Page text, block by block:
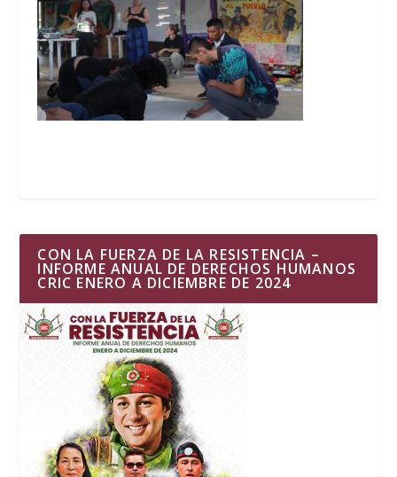
CON LA FUERZA DE LA RESISTENCIA –
INFORME ANUAL DE DERECHOS HUMANOS
CRIC ENERO A DICIEMBRE DE 2024